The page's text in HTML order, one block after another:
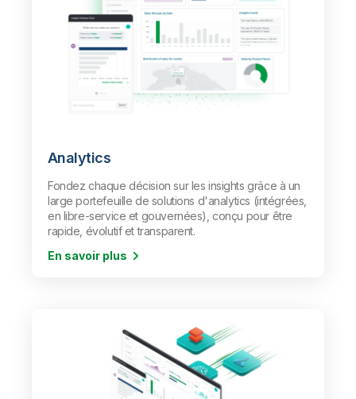
Analytics
Fondez chaque décision sur les insights grâce à un
large portefeuille de solutions d'analytics (intégrées,
en libre-service et gouvernées), conçu pour être
rapide, évolutif et transparent.
En savoir plus